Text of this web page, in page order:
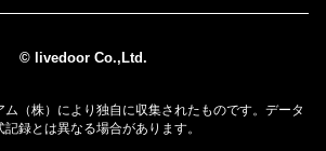
© livedoor Co.,Ltd.
（株）により独自に収集されたものです。データ
記録とは異なる場合があります。